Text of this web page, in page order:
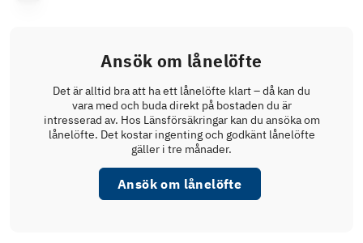
Ansök om lånelöfte
Det är alltid bra att ha ett lånelöfte klart – då kan du
vara med och buda direkt på bostaden du är
intresserad av. Hos Länsförsäkringar kan du ansöka om
lånelöfte. Det kostar ingenting och godkänt lånelöfte
gäller i tre månader.
Ansök om lånelöfte